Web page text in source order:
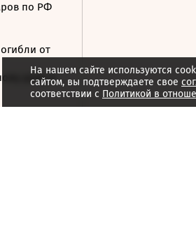
по РФ
от
дому в
На нашем сайте используются
сайтом, вы подтверждаете свое
соответствии с Политикой в